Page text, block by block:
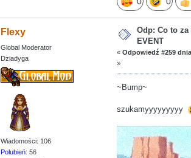
Flexy
Global Moderator
Dziadyga
Wiadomości: 106
Polubień: 56
Odp: Co to za
EVENT
« Odpowiedź #259
»
~Bump~
szukamyyyyyyyyy